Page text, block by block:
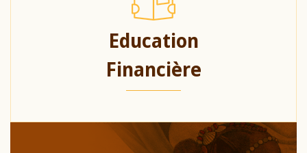
Education
Financière